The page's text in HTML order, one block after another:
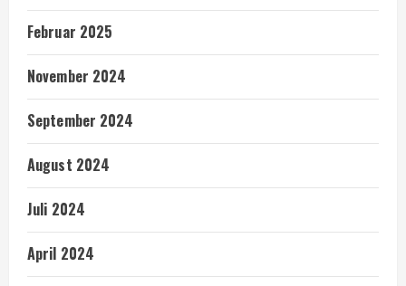
Februar 2025
November 2024
September 2024
August 2024
Juli 2024
April 2024